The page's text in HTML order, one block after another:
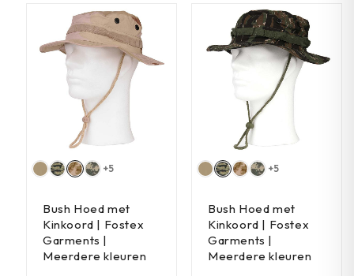
+5
Bush Hoed met
Kinkoord | Fostex
Garments |
Meerdere kleuren
+5
Bush Hoed met
Kinkoord | Fostex
Garments |
Meerdere kleuren